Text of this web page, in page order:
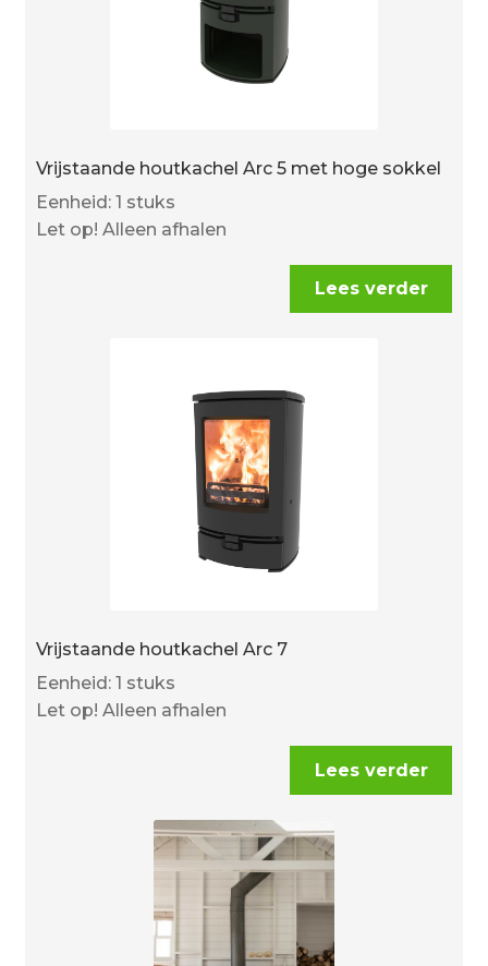
Vrijstaande houtkachel Arc 5 met hoge sokkel
Eenheid: 1 stuks
Let op! Alleen afhalen
Lees verder
Vrijstaande houtkachel Arc 7
Eenheid: 1 stuks
Let op! Alleen afhalen
Lees verder